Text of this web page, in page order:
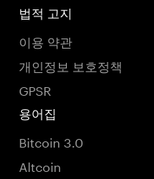
법적 고지
이용 약관
개인정보 보호정책
GPSR
용어집
Bitcoin 3.0
Altcoin